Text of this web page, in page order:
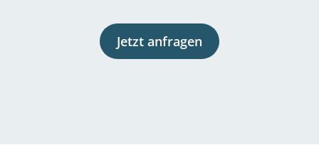
Jetzt anfragen